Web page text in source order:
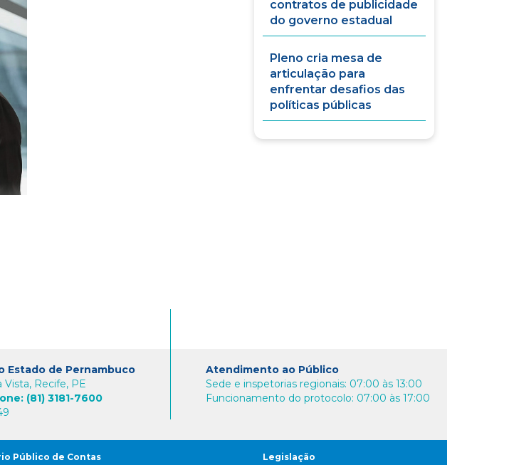
contratos de publicidade
do governo estadual
Pleno cria mesa de
articulação para
enfrentar desafios das
políticas públicas
Estado de Pernambuco
Vista, Recife, PE
(81) 3181-7600
Atendimento ao Público
Sede e inspetorias regionais: 07:00 às 13:00
Funcionamento do protocolo: 07:00 às 17:00
Público de Contas Legislação